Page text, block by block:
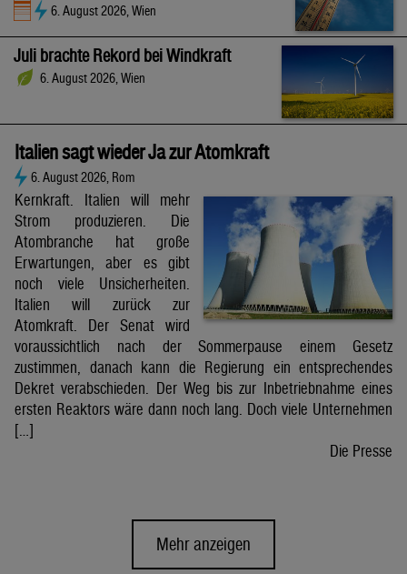
6. August 2026, Wien
Juli brachte Rekord bei Windkraft
6. August 2026, Wien
Italien sagt wieder Ja zur Atomkraft
6. August 2026, Rom
Kernkraft. Italien will mehr
Strom produzieren. Die
Atombranche hat große
Erwartungen, aber es gibt
noch viele Unsicherheiten.
Italien will zurück zur
Atomkraft. Der Senat wird
voraussichtlich nach der Sommerpause einem Gesetz
zustimmen, danach kann die Regierung ein entsprechendes
Dekret verabschieden. Der Weg bis zur Inbetriebnahme eines
ersten Reaktors wäre dann noch lang. Doch viele Unternehmen
[…]
Die Presse
Mehr anzeigen